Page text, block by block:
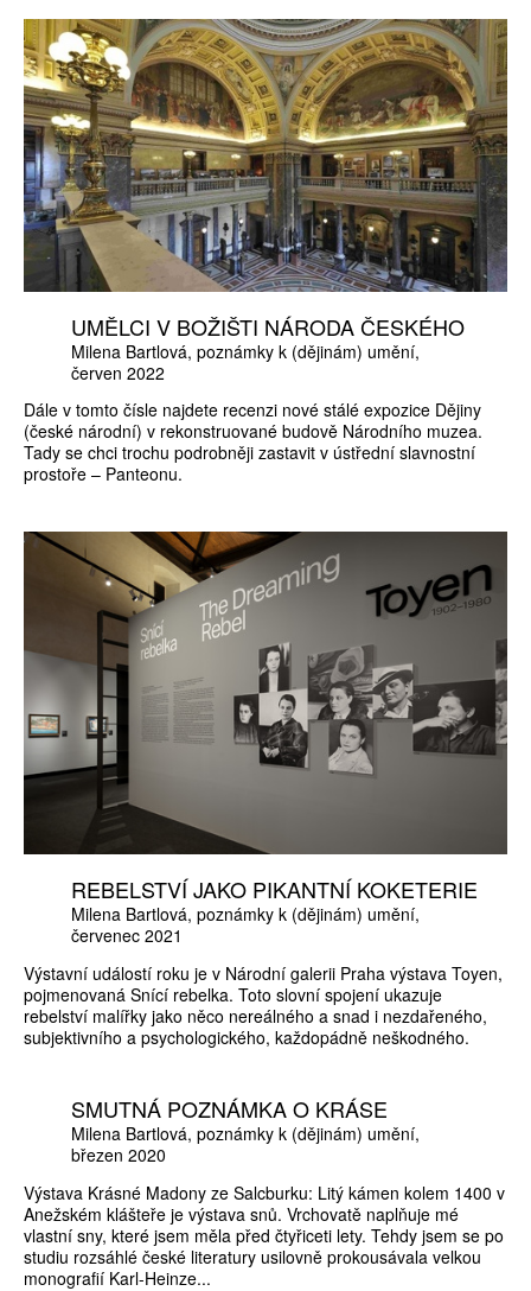
UMĚLCI V BOŽIŠTI NÁRODA ČESKÉHO
Milena Bartlová poznámky k (dějinám) umění
červen 2022
Dále v tomto čísle najdete recenzi nové stálé expozice Dějiny
(české národní) v rekonstruované budově Národního muzea.
Tady se chci trochu podrobněji zastavit v ústřední slavnostní
prostoře – Panteonu.
REBELSTVÍ JAKO PIKANTNÍ KOKETERIE
Milena Bartlová poznámky k (dějinám) umění
červenec 2021
Výstavní událostí roku je v Národní galerii Praha výstava Toyen,
pojmenovaná Snící rebelka. Toto slovní spojení ukazuje
rebelství malířky jako něco nereálného a snad i nezdařeného,
subjektivního a psychologického, každopádně neškodného.
SMUTNÁ POZNÁMKA O KRÁSE
Milena Bartlová poznámky k (dějinám) umění
březen 2020
Výstava Krásné Madony ze Salcburku: Litý kámen kolem 1400 v
Anežském klášteře je výstava snů. Vrchovatě naplňuje mé
vlastní sny, které jsem měla před čtyřiceti lety. Tehdy jsem se po
studiu rozsáhlé české literatury usilovně prokousávala velkou
monografií Karl-Heinze...